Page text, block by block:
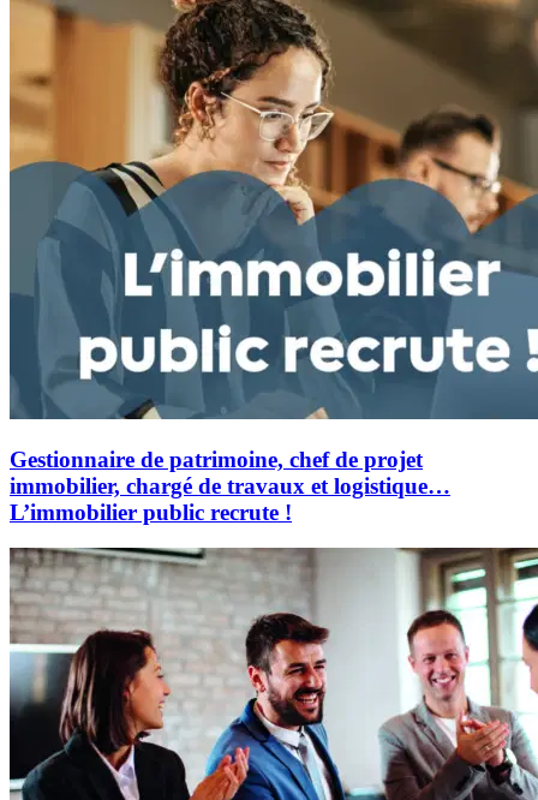
Gestionnaire de patrimoine, chef de projet
immobilier, chargé de travaux et logistique…
L’immobilier public recrute !